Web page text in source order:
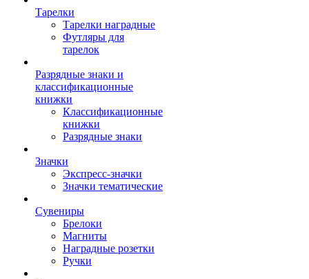
Тарелки
Тарелки наградные
Футляры для
тарелок
Разрядные знаки и
классификационные
книжки
Классификационные
книжки
Разрядные знаки
Значки
Экспресс-значки
Значки тематические
Сувениры
Брелоки
Магниты
Наградные розетки
Ручки